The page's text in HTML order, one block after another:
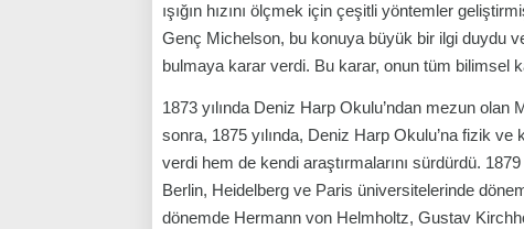
ışığın hızını ölçmek için çeşitli yöntemler
Genç Michelson, bu konuya büyük bir ilgi duydu
bulmaya karar verdi. Bu karar, onun tüm bilimsel
1873 yılında Deniz Harp Okulu’ndan mezun
sonra, 1875 yılında, Deniz Harp Okulu’na fizik
verdi hem de kendi araştırmalarını sürdürdü.
Berlin, Heidelberg ve Paris üniversitelerinde
dönemde Hermann von Helmholtz, Gustav